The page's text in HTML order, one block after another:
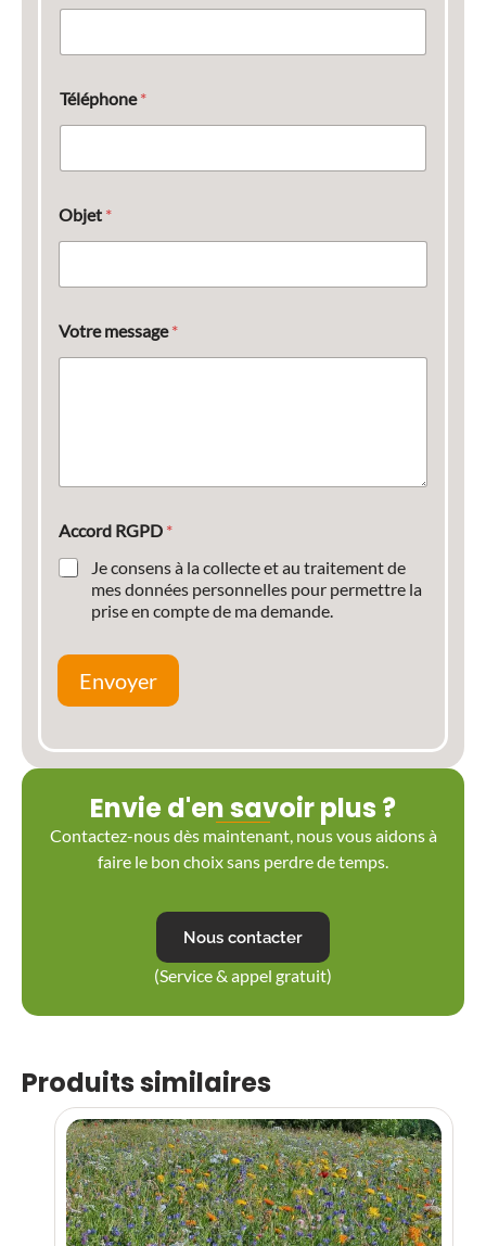
Téléphone*
Objet *
Votre message*
Accord RGPD *
Je consens à la collecte et au traitement de
mes données personnelles pour permettre la
prise en compte de ma demande.
Envoyer
Envie d'en savoir plus ?
Contactez-nous dès maintenant, nous vous aidons à
faire le bon choix sans perdre de temps.
Nous contacter
(Service & appel gratuit)
Produits similaires